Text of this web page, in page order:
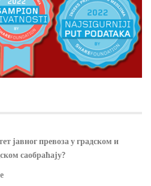
јавног превоза у градском и
саобраћају?